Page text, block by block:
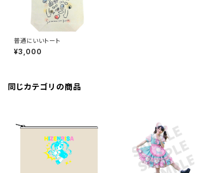
普通にいいトート
¥3,000
同じカテゴリの商品